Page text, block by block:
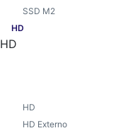
SSD M2
HD
HD
HD
HD Externo